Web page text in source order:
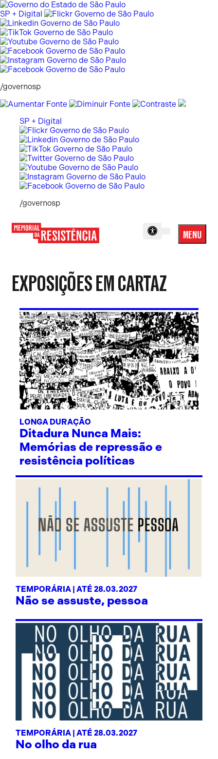
Pular
para
o
conteúdo
SP + Digital
/governosp
SP + Digital
/governosp
MENU
Menu
EXPOSIÇÕES EM CARTAZ
LONGA DURAÇÃO
Ditadura Nunca Mais:
Memórias de repressão e
resistência políticas
TEMPORÁRIA | ATÉ 28.03.2027
Não se assuste, pessoa
TEMPORÁRIA | ATÉ 28.03.2027
No olho da rua